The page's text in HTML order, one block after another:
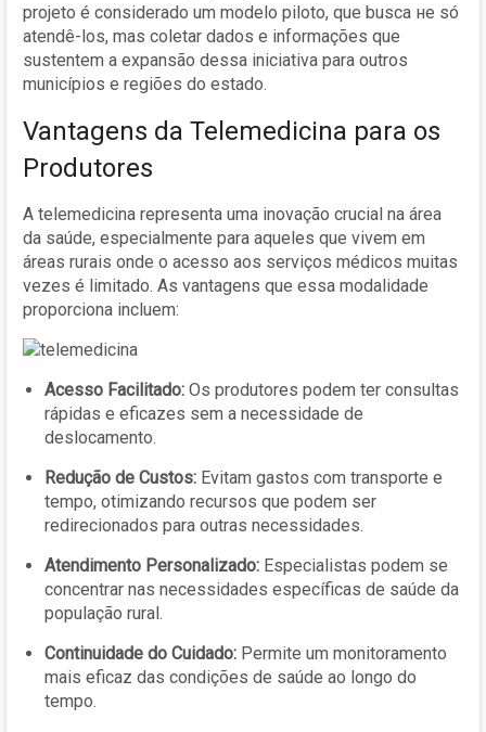
projeto é considerado um modelo piloto, que busca не só
atendê-los, mas coletar dados e informações que
sustentem a expansão dessa iniciativa para outros
municípios e regiões do estado.
Vantagens da Telemedicina para os
Produtores
A telemedicina representa uma inovação crucial na área
da saúde, especialmente para aqueles que vivem em
áreas rurais onde o acesso aos serviços médicos muitas
vezes é limitado. As vantagens que essa modalidade
proporciona incluem:
Acesso Facilitado: Os produtores podem ter consultas
rápidas e eficazes sem a necessidade de
deslocamento.
Redução de Custos: Evitam gastos com transporte e
tempo, otimizando recursos que podem ser
redirecionados para outras necessidades.
Atendimento Personalizado: Especialistas podem se
concentrar nas necessidades específicas de saúde da
população rural.
Continuidade do Cuidado: Permite um monitoramento
mais eficaz das condições de saúde ao longo do
tempo.